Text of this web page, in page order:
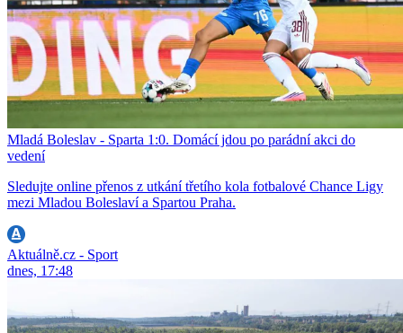
Mladá Boleslav - Sparta 1:0. Domácí jdou po parádní akci do
vedení
Sledujte online přenos z utkání třetího kola fotbalové Chance Ligy
mezi Mladou Boleslaví a Spartou Praha.
Aktuálně.cz - Sport
dnes, 17:48